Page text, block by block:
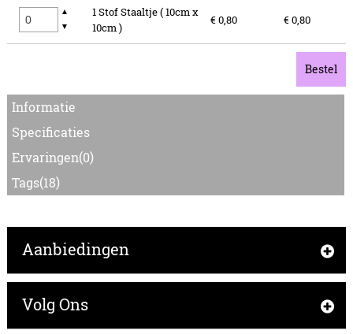
▲
▼
1 Stof Staaltje ( 10cm x
10cm )
€ 0,80 € 0,80
Bestel
Informatie
Specificaties
Ervaringen(0)
Tags(18)
Aanbiedingen
Volg Ons